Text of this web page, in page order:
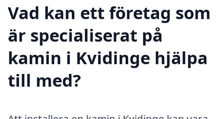
Vad kan ett företag som
är specialiserat på
kamin i Kvidinge hjälpa
till med?